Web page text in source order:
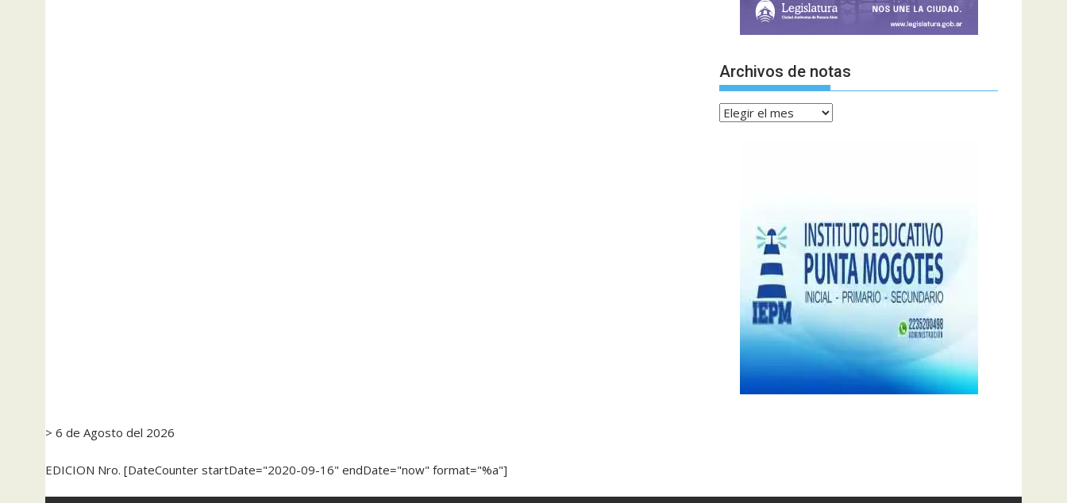
Archivos de notas
Archivos
> 6 de Agosto del 2026
EDICION Nro. [DateCounter startDate="2020-09-16" endDate="now" format="%a"]